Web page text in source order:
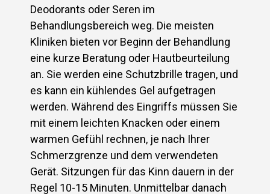
Deodorants oder Seren im
Behandlungsbereich weg. Die meisten
Kliniken bieten vor Beginn der Behandlung
eine kurze Beratung oder Hautbeurteilung
an. Sie werden eine Schutzbrille tragen, und
es kann ein kühlendes Gel aufgetragen
werden. Während des Eingriffs müssen Sie
mit einem leichten Knacken oder einem
warmen Gefühl rechnen, je nach Ihrer
Schmerzgrenze und dem verwendeten
Gerät. Sitzungen für das Kinn dauern in der
Regel 10-15 Minuten. Unmittelbar danach